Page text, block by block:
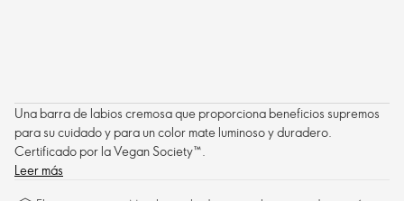
Una barra de labios cremosa que proporciona beneficios supremos
para su cuidado y para un color mate luminoso y duradero.
Certificado por la Vegan Society™.
Leer más